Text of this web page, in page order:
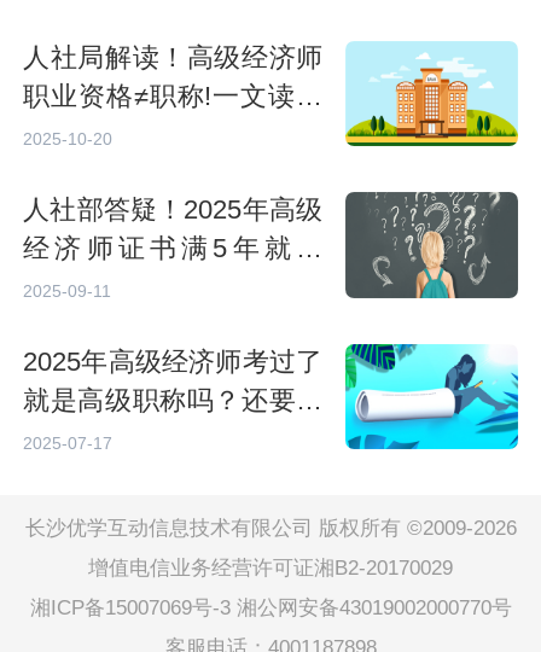
人社局解读！高级经济师
职业资格≠职称!一文读懂
两者核心差异
2025-10-20
人社部答疑！2025年高级
经济师证书满5年就过
期？白考了吗？
2025-09-11
2025年高级经济师考过了
就是高级职称吗？还要评
审！
2025-07-17
长沙优学互动信息技术有限公司 版权所有 ©2009-2026
增值电信业务经营许可证湘B2-20170029
湘ICP备15007069号-3 湘公网安备43019002000770号